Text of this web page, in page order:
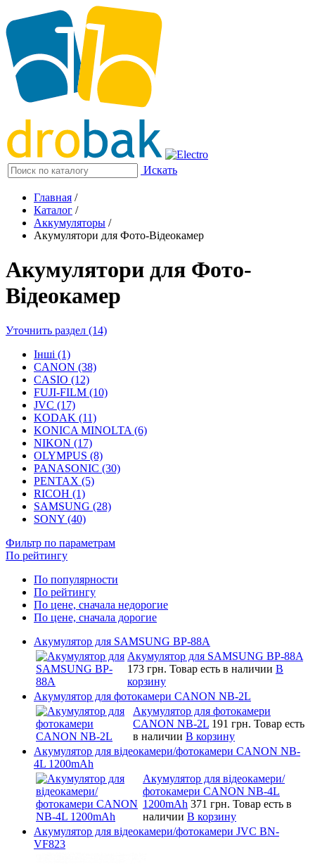
Искать
Главная /
Каталог /
Аккумуляторы /
Акумулятори для Фото-Відеокамер
Акумулятори для Фото-
Відеокамер
Уточнить раздел (14)
Інші (1)
CANON (38)
CASIO (12)
FUJI-FILM (10)
JVC (17)
KODAK (11)
KONICA MINOLTA (6)
NIKON (17)
OLYMPUS (8)
PANASONIC (30)
PENTAX (5)
RICOH (1)
SAMSUNG (28)
SONY (40)
Фильтр по параметрам
По рейтингу
По популярности
По рейтингу
По цене, сначала недорогие
По цене, сначала дорогие
Акумулятор для SAMSUNG BP-88A
Акумулятор для SAMSUNG BP-88A
173 грн. Товар есть в наличии В
корзину
Акумулятор для фотокамери CANON NB-2L
Акумулятор для фотокамери
CANON NB-2L 191 грн. Товар есть
в наличии В корзину
Акумулятор для відеокамери/фотокамери CANON NB-
4L 1200mAh
Акумулятор для відеокамери/
фотокамери CANON NB-4L
1200mAh 371 грн. Товар есть в
наличии В корзину
Акумулятор для відеокамери/фотокамери JVC BN-
VF823